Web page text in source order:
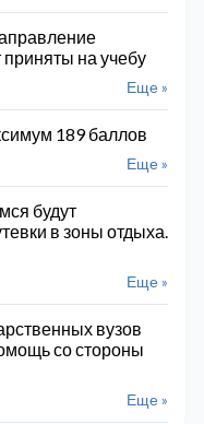
приняты на учебу
Еще »
189 баллов
Еще »
будут
в зоны отдыха.
Еще »
вузов
со стороны
Еще »